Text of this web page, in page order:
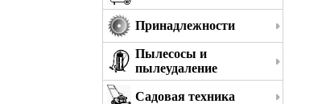
Принадлежности
Пылесосы и
пылеудаление
Садовая техника